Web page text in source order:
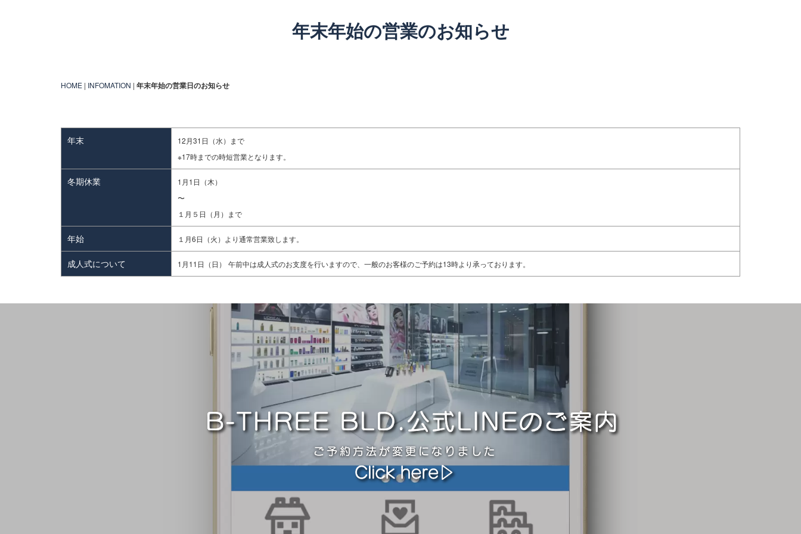
年末年始の営業のお知らせ
HOME | INFOMATION | 年末年始の営業日のお知らせ
年末
12月31日（水）まで
※17時までの時短営業となります。
冬期休業
1月1日（木）
〜
１月５日（月）まで
年始 １月6日（火）より通常営業致します。
成人式について 1月11日（日） 午前中は成人式のお支度を行いますので、一般のお客様のご予約は13時より承っております。